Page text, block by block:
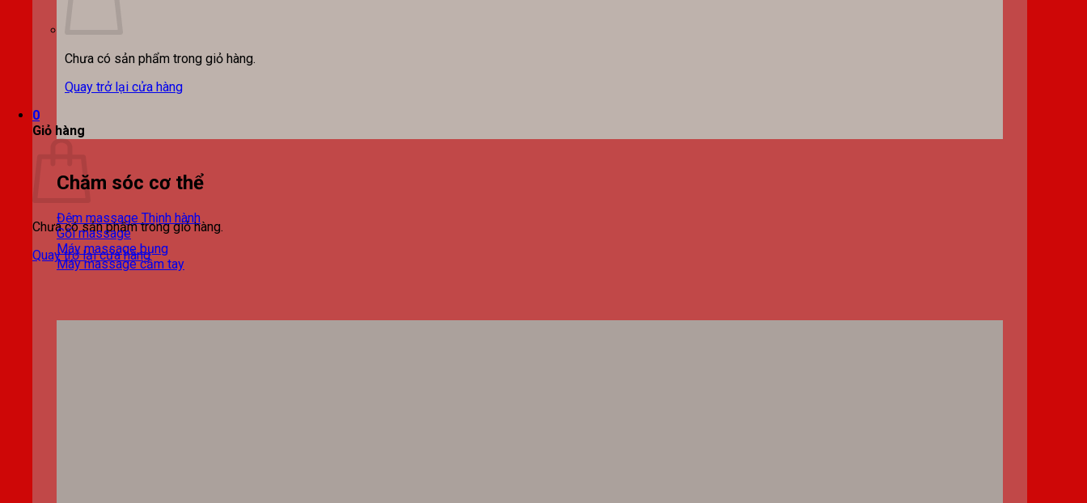
Chưa có sản phẩm trong giỏ hàng.
Quay trở lại cửa hàng
0
Giỏ hàng
Chưa có sản phẩm trong giỏ hàng.
Quay trở lại cửa hàng
Chăm sóc cơ thể
Đệm massage
Gối massage
Máy massage bụng
Máy massage cầm tay